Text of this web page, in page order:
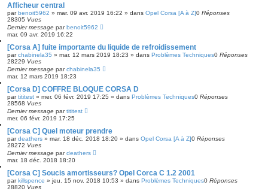
Afficheur central
parbenoit5962 » mar. 09 avr. 2019 16:22 » dans Opel Corsa [A à Z]0 Réponses
28305 Vues
Dernier message parbenoit5962
mar. 09 avr. 2019 16:22
[Corsa A] fuite importante du liquide de refroidissement
parchabinela35 » mar. 12 mars 2019 18:23 » dans Problèmes Techniques0 Réponses
28229 Vues
Dernier message parchabinela35
mar. 12 mars 2019 18:23
[Corsa D] COFFRE BLOQUE CORSA D
partititest » mer. 06 févr. 2019 17:25 » dans Problèmes Techniques0 Réponses
28568 Vues
Dernier message partititest
mer. 06 févr. 2019 17:25
[Corsa C] Quel moteur prendre
pardeathers » mar. 18 déc. 2018 18:20 » dans Opel Corsa [A à Z]0 Réponses
28272 Vues
Dernier message pardeathers
mar. 18 déc. 2018 18:20
[Corsa C] Soucis amortisseurs? Opel Corca C 1.2 2001
parkillspence » jeu. 15 nov. 2018 10:53 » dans Problèmes Techniques0 Réponses
28820 Vues